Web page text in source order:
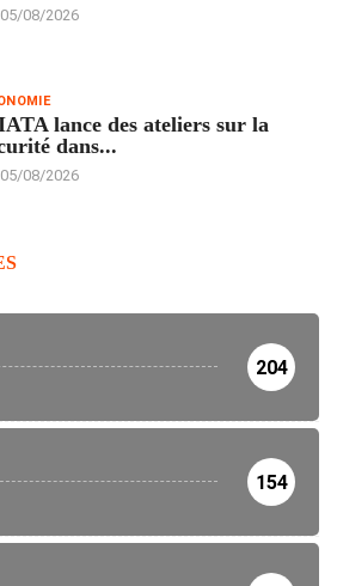
05/08/2026
lance des ateliers sur la
dans...
05/08/2026
204
154